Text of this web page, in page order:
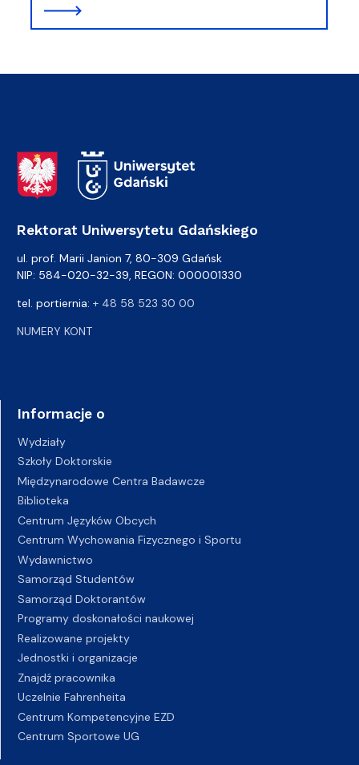
Adres Rektoratu
Rektorat Uniwersytetu Gdańskiego
ul. prof. Marii Janion 7, 80-309 Gdańsk
NIP: 584-020-32-39, REGON: 000001330
tel. portiernia: + 48 58 523 30 00
NUMERY KONT
Informacje o
Wydziały
Szkoły Doktorskie
Międzynarodowe Centra Badawcze
Biblioteka
Centrum Języków Obcych
Centrum Wychowania Fizycznego i Sportu
Wydawnictwo
Samorząd Studentów
Samorząd Doktorantów
Programy doskonałości naukowej
Realizowane projekty
Jednostki i organizacje
Znajdź pracownika
Uczelnie Fahrenheita
Centrum Kompetencyjne EZD
Centrum Sportowe UG